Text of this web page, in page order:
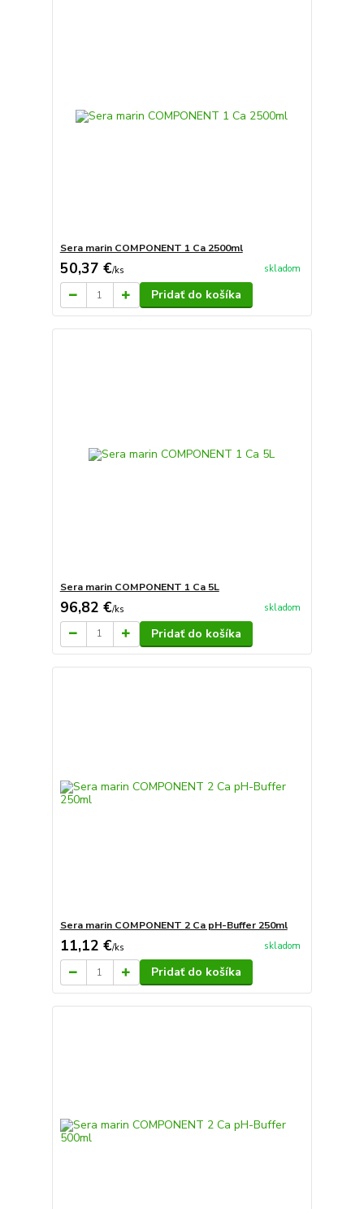
Sera marin COMPONENT 1 Ca 2500ml
50,37 €/ks skladom
Pridať do košíka
Sera marin COMPONENT 1 Ca 5L
96,82 €/ks skladom
Pridať do košíka
Sera marin COMPONENT 2 Ca pH-Buffer 250ml
11,12 €/ks skladom
Pridať do košíka